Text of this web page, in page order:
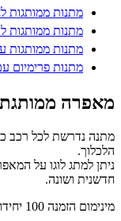
מתנות ממותגות
מתנות ממותגות
מתנות ממותגות
מתנות פרימיום
מאפרה
מתנה נדרשת לכל רכב
הלכלוך.
ניתן למתג לוגו על
חדשנית ושונה.
מינימום הזמנה 100 יחידות